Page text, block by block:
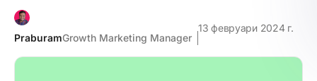
PraburamGrowth Marketing Manager
13 февруари 2024 г.